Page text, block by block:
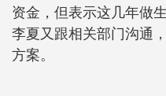
资金，但表示这几年做
李夏又跟相关部门沟通
方案。